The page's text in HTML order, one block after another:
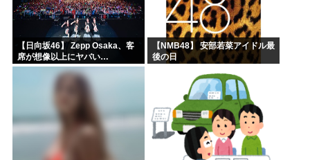
【日向坂46】 Zepp Osaka、客
席が想像以上にヤバい…
【NMB48】 安部若菜アイドル最
後の日